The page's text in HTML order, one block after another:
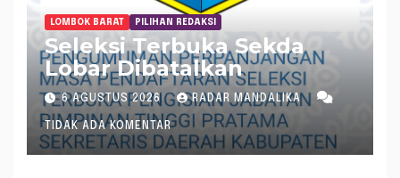
LOMBOK BARAT PILIHAN REDAKSI
Seleksi Terbuka Sekda
Lobar Dibatalkan
6 AGUSTUS 2026 RADAR MANDALIKA
TIDAK ADA KOMENTAR